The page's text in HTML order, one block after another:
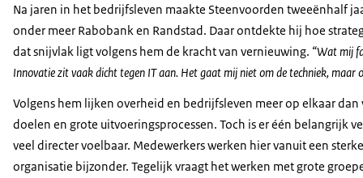
Na jaren in het bedrijfsleven maakte Steenvoorden tweeënhalf
onder meer Rabobank en Randstad. Daar ontdekte hij hoe
dat snijvlak ligt volgens hem de kracht van vernieuwing. “Wat mij
Innovatie zit vaak dicht tegen IT aan. Het gaat mij niet om de techniek,
Volgens hem lijken overheid en bedrijfsleven meer op elkaar
doelen en grote uitvoeringsprocessen. Toch is er één belangrijk
veel directer voelbaar. Medewerkers werken hier vanuit een
organisatie bijzonder. Tegelijk vraagt het werken met grote